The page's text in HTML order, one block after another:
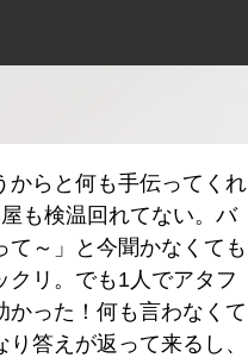
からと何も手伝ってくれ
も検温回れてない。バ
て～」と今聞かなくても
クリ。でも1人でアタフ
かった！何も言わなくて
答えが返って来るし、